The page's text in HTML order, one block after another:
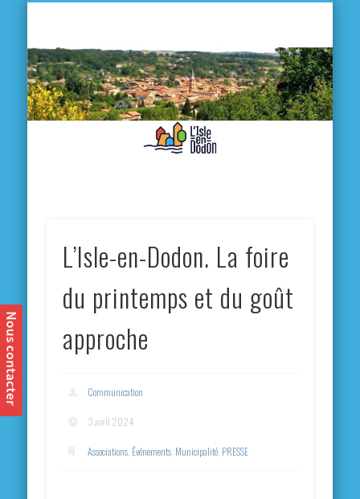
L’Isle-en-Dodon. La foire
du printemps et du goût
approche
Communication
3 avril 2024
Associations Événements Municipalité PRESSE